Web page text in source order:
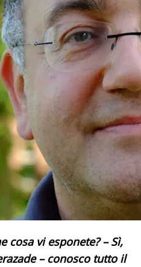
cosa vi esponete? – Sì,
– conosco tutto il